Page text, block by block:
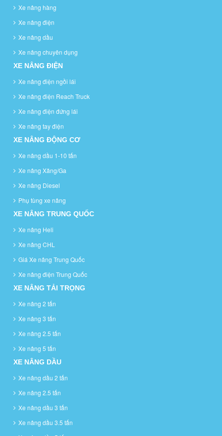
Xe nâng hàng
Xe nâng điện
Xe nâng dầu
Xe nâng chuyên dụng
XE NÂNG ĐIỆN
Xe nâng điện ngồi lái
Xe nâng điện Reach Truck
Xe nâng điện đứng lái
Xe nâng tay điện
XE NÂNG ĐỘNG CƠ
Xe nâng dầu 1-10 tấn
Xe nâng Xăng/Ga
Xe nâng Diesel
Phụ tùng xe nâng
XE NÂNG TRUNG QUỐC
Xe nâng Heli
Xe nâng CHL
Giá Xe nâng Trung Quốc
Xe nâng điện Trung Quốc
XE NÂNG TẢI TRỌNG
Xe nâng 2 tấn
Xe nâng 3 tấn
Xe nâng 2.5 tấn
Xe nâng 5 tấn
XE NÂNG DẦU
Xe nâng dầu 2 tấn
Xe nâng 2.5 tấn
Xe nâng dầu 3 tấn
Xe nâng dầu 3.5 tấn